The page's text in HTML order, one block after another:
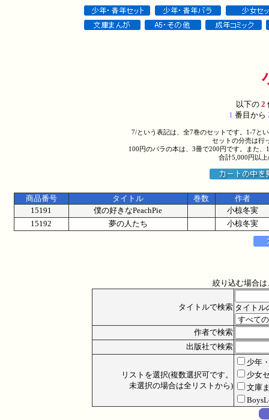
以下の2
1 番目から
7/という表記は、全7巻のセットです。1-7と
セットの分売は行
100円のバラの本は、3冊で200円です。また
合計5,000円以
商品番号 タイトル 巻数
作者
15191
僕の好きなPeachPie
小椋冬実
15192
夢の人たち 小椋冬実
絞り込む場合
タイトルで検索 タイトル
作者で検索
出版社で検索
リストを選択(複数選択可です。
未選択の場合は全リストから)
少年
少女
文庫